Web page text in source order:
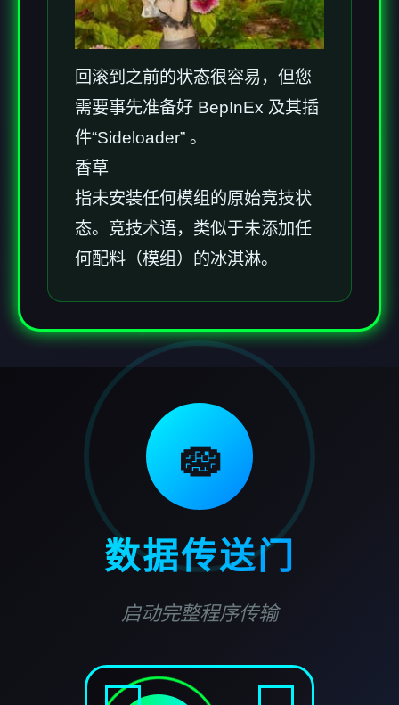
回滚到之前的状态很容易，但您
需要事先准备好 BepInEx 及其插
件“Sideloader” 。
香草
指未安装任何模组的原始竞技状
态。竞技术语，类似于未添加任
何配料（模组）的冰淇淋。
🧽
数据传送门
启动完整程序传输